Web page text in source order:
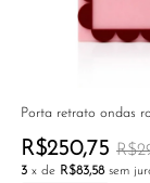
Porta retrato ondas
R$250,75
3 x de R$83,58 sem